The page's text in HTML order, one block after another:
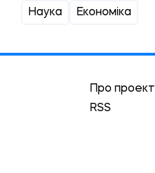
Наука Економіка
Про проект
RSS